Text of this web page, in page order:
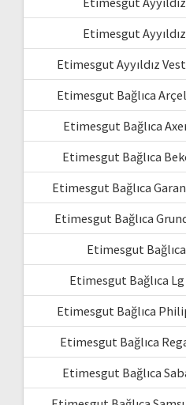
Etimesgut
Etimesgut Ayyıldız
Etimesgut Bağlıca
Etimesgut Bağlıca
Etimesgut Bağlıca
Etimesgut Bağlıca
Etimesgut Bağlıca
Etimesgut
Etimesgut Bağlıca
Etimesgut Bağlıca
Etimesgut Bağlıca
Etimesgut Bağlıca